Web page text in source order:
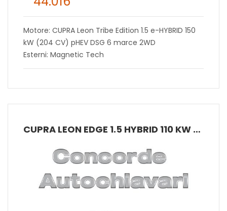
Motore: CUPRA Leon Tribe Edition 1.5 e-HYBRID 150
kW (204 CV) pHEV DSG 6 marce 2WD
Esterni: Magnetic Tech
CUPRA LEON EDGE 1.5 HYBRID 110 KW (150 CV) MHEV DSG 7 MARCE 2WD